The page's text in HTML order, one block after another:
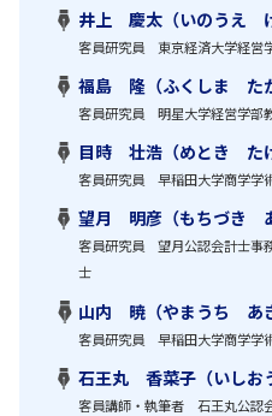
井上 慶太（いのうえ け
客員研究員 東京経済大学経営
福島 隆（ふくしま たか
客員研究員 明星大学経営学部
目時 壮浩（めとき たけ
客員研究員 早稲田大学商学学
望月 明彦（もちづき あ
客員研究員 望月公認会計士事
士
山内 暁（やまうち あ
客員研究員 早稲田大学商学学
石王丸 香菜子（いしお
客員講師・執筆者 石王丸公認